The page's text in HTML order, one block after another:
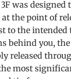
was
the point of
to the intended
behind you,
released
most